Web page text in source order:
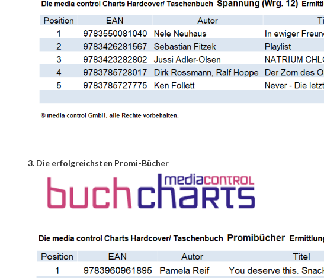
3. Die erfolgreichsten Promi-Bücher